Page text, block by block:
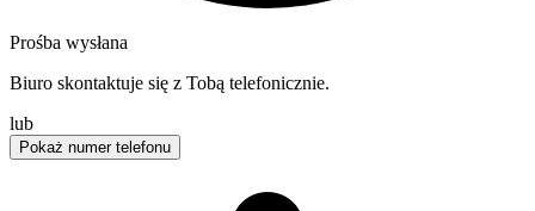
Prośba wysłana
Biuro skontaktuje się z Tobą telefonicznie.
lub
Pokaż numer telefonu